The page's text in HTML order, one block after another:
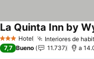
3 Estrellas
Hotel Interiores de
7,7 Bueno 11.737 a